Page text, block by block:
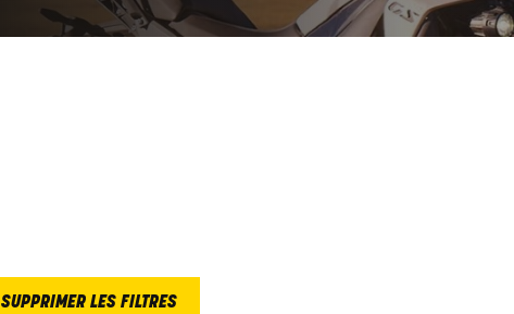
SUPPRIMER LES FILTRES